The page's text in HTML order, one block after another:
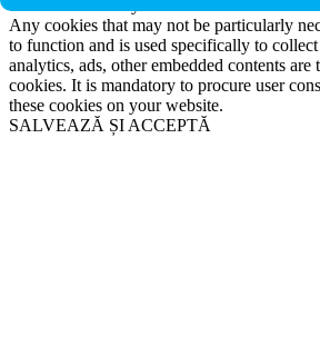
Any cookies that may not be particularly
to function and is used specifically to
analytics, ads, other embedded contents are
cookies. It is mandatory to procure user
these cookies on your website.
SALVEAZĂ ȘI ACCEPTĂ